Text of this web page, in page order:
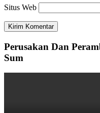
Situs Web
Perusakan Dan
Sum